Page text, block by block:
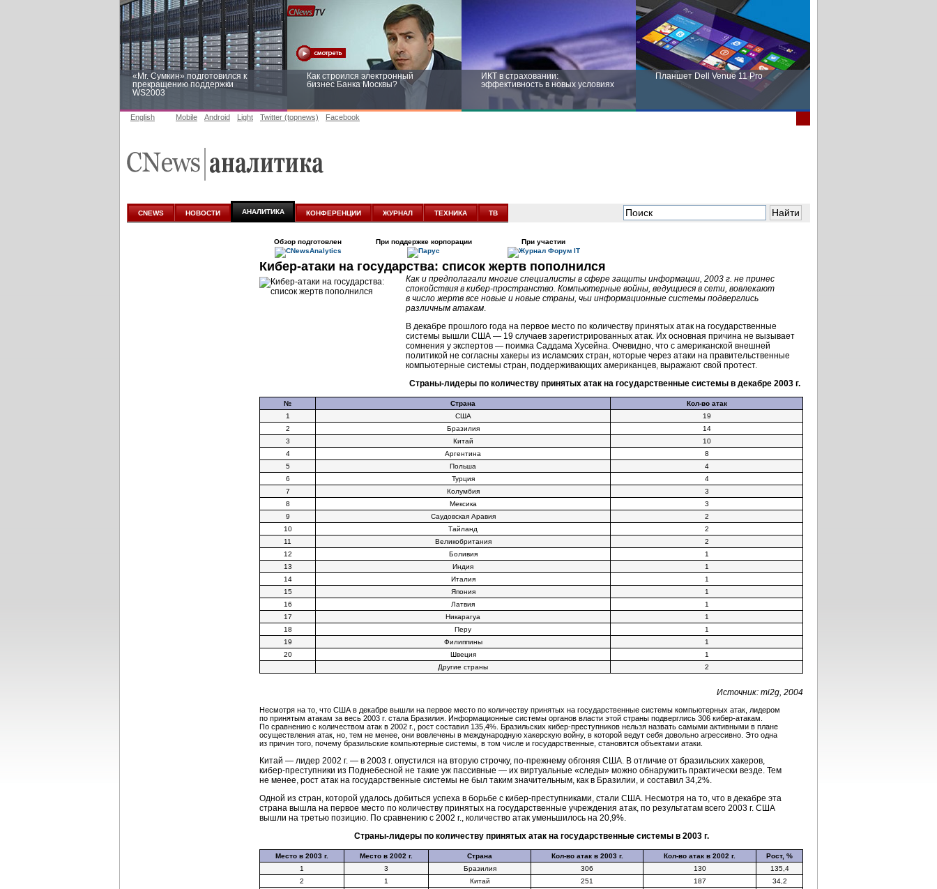
«Mr. Сумкин» подготовился к
прекращению поддержки
WS2003
Как строился электронный
бизнес Банка Москвы?
ИКТ в страховании:
эффективность в новых условиях
Планшет Dell Venue 11 Pro
аналитике
новых условиях
English Mobile Android Light Twitter (topnews) Facebook
CNEWS НОВОСТИ АНАЛИТИКА КОНФЕРЕНЦИИ ЖУРНАЛ ТЕХНИКА ТВ
Обзор подготовлен При поддержке корпорации При участии
Кибер-атаки на государства: список жертв пополнился
Как и предполагали многие специалисты в сфере защиты информации, 2003 г. не принес
спокойствия в кибер-пространство. Компьютерные войны, ведущиеся в сети, вовлекают
в число жертв все новые и новые страны, чьи информационные системы подверглись
различным атакам.
В декабре прошлого года на первое место по количеству принятых атак на государственные
системы вышли США — 19 случаев зарегистрированных атак. Их основная причина не вызывает
сомнения у экспертов — поимка Саддама Хусейна. Очевидно, что с американской внешней
политикой не согласны хакеры из исламских стран, которые через атаки на правительственные
компьютерные системы стран, поддерживающих американцев, выражают свой протест.
Страны-лидерыпо количеству принятых атак на государственные системы в декабре 2003 г.
№ Страна Кол-воатак
1
США
19
2
Бразилия
14
3
Китай
10
4
Аргентина
8
5
Польша
4
6
Турция
4
7
Колумбия
3
8
Мексика
3
9
Саудовская Аравия
2
10
Тайланд
2
11
Великобритания
2
12
Боливия
1
13
Индия
1
14
Италия
1
15
Япония
1
16
Латвия
1
17
Никарагуа
1
18
Перу
1
19
Филиппины
1
20
Швеция
1
Другие страны
2
Источник: mi2g, 2004
Несмотря на то, что США в декабре вышли на первое место по количеству принятых на государственные системы компьютерных атак, лидером
по принятым атакам за весь 2003 г. стала Бразилия. Информационные системы органов власти этой страны подверглись 306 кибер-атакам
По сравнению с количеством атак в 2002 г., рост составил 135,4%. Бразильских кибер-преступников нельзя назвать самыми активными в плане
осуществления атак, но, тем не менее, они вовлечены в международную хакерскую войну, в которой ведут себя довольно агрессивно. Это одна
из причин того, почему бразильские компьютерные системы, в том числе и государственные, становятся объектами атаки.
Китай — лидер 2002 г. — в 2003 г. опустился на вторую строчку, по-прежнему обгоняя США. В отличие от бразильских хакеров,
кибер-преступники из Поднебесной не такие уж пассивные — их виртуальные «следы» можно обнаружить практически везде. Тем
не менее, рост атак на государственные системы не был таким значительным, как в Бразилии, и составил 34,2%.
Одной из стран, которой удалось добиться успеха в борьбе с кибер-преступниками, стали США. Несмотря на то, что в декабре эта
страна вышла на первое место по количеству принятых на государственные учреждения атак, по результатам всего 2003 г. США
вышли на третью позицию. По сравнению с 2002 г., количество атак уменьшилось на 20,9%.
Страны-лидерыпо количеству принятых атак на государственные системы в 2003 г.
Место в 2003 г. Место в 2002 г. Страна Кол-воатак в 2003 г. Кол-во атак в 2002 г.
Рост, %
1
3 Бразилия 306 130
135,4
2
1 Китай 251 187
34,2